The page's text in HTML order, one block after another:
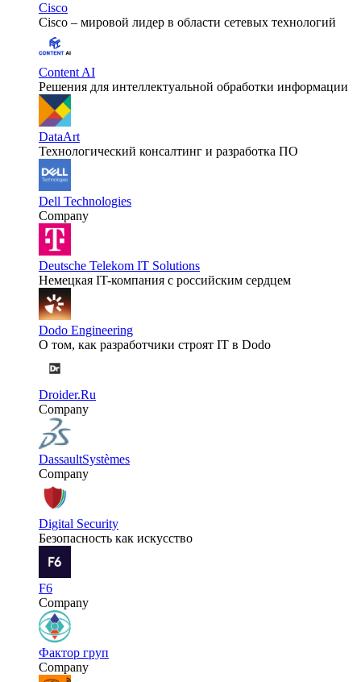
Cisco
Cisco – мировой лидер в области сетевых технологий
Content AI
Решения для интеллектуальной обработки информации
DataArt
Технологический консалтинг и разработка ПО
Dell Technologies
Company
Deutsche Telekom IT Solutions
Немецкая IT-компания с российским сердцем
Dodo Engineering
О том, как разработчики строят IT в Dodo
Droider.Ru
Company
DassaultSystèmes
Company
Digital Security
Безопасность как искусство
F6
Company
Фактор груп
Company